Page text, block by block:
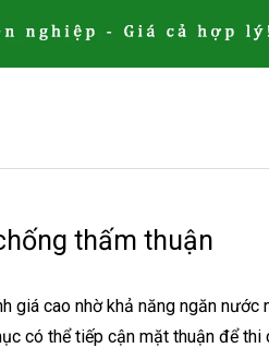
thấm thuận
giá cao nhờ khả năng ngăn
có thể tiếp cận mặt thuận để thi